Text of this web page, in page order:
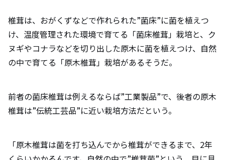
椎茸は、おがくずなどで作れられた”菌床”に菌を植えつ
け、温度管理された環境で育てる「菌床椎茸」栽培と、ク
ヌギやコナラなどを切り出した原木に菌を植えつけ、自然
の中で育てる「原木椎茸」栽培があるそうだ。
前者の菌床椎茸は例えるならば”工業製品”で、後者の原木
椎茸は”伝統工芸品”に近い栽培方法だという。
「原木椎茸は菌を打ち込んでから椎茸ができるまで、2年